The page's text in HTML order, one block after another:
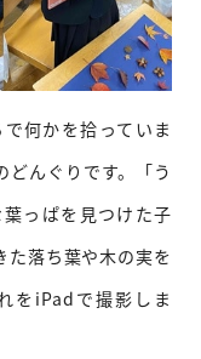
何かを拾っていま
どんぐりです。「う
っぱを見つけた子
た落ち葉や木の実を
をiPadで撮影しま